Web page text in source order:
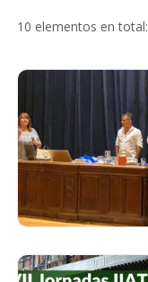
10 elementos en total: